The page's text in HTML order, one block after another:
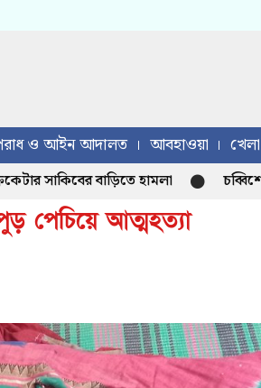
ও আইন আদালত আবহাওয়া খেলা
সাকিবের বাড়িতে হামলা চব্বিশের
পেচিয়ে আত্মহত্যা